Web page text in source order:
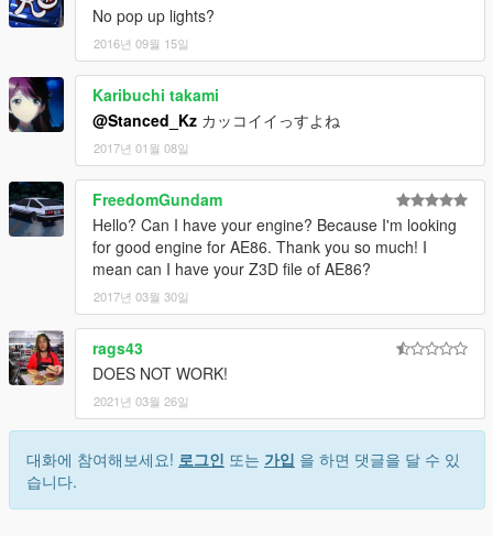
No pop up lights?
2016년 09월 15일
Karibuchi takami
@Stanced_Kz カッコイイっすよね
2017년 01월 08일
FreedomGundam
Hello? Can I have your engine? Because I'm looking
for good engine for AE86. Thank you so much! I
mean can I have your Z3D file of AE86?
2017년 03월 30일
rags43
DOES NOT WORK!
2021년 03월 26일
대화에 참여해보세요! 로그인 또는 가입 을 하면 댓글을 달 수 있
습니다.